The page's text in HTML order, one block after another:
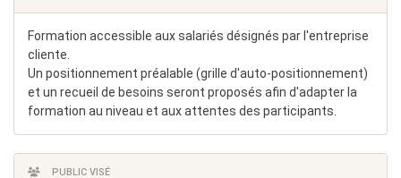
Formation accessible aux salariés désignés par l'entreprise
cliente.
Un positionnement préalable (grille d'auto-positionnement)
et un recueil de besoins seront proposés afin d'adapter la
formation au niveau et aux attentes des participants.
PUBLIC VISÉ